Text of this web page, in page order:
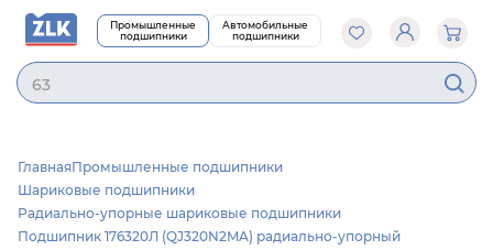
Промышленные
подшипники
Автомобильные
подшипники
6306
ГлавнаяПромышленные подшипники
Шариковые подшипники
Радиально-упорные шариковые подшипники
Подшипник 176320Л (QJ320N2MA) радиально-упорный